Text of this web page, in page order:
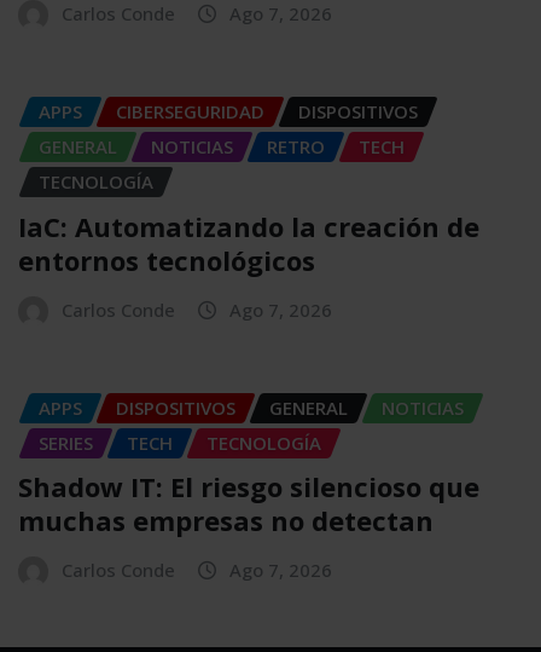
Carlos Conde Ago 7, 2026
APPS CIBERSEGURIDAD
DISPOSITIVOS
GENERAL
NOTICIAS RETRO
TECH
TECNOLOGÍA
IaC: Automatizando la creación de
entornos tecnológicos
Carlos Conde Ago 7, 2026
APPS DISPOSITIVOS GENERAL
NOTICIAS
SERIES
TECH TECNOLOGÍA
Shadow IT: El riesgo silencioso que
muchas empresas no detectan
Carlos Conde Ago 7, 2026